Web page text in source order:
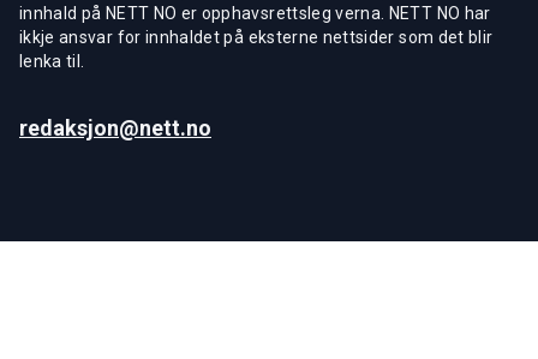
innhald på NETT NO er opphavsrettsleg verna. NETT NO har
ikkje ansvar for innhaldet på eksterne nettsider som det blir
lenka til.
redaksjon@nett.no